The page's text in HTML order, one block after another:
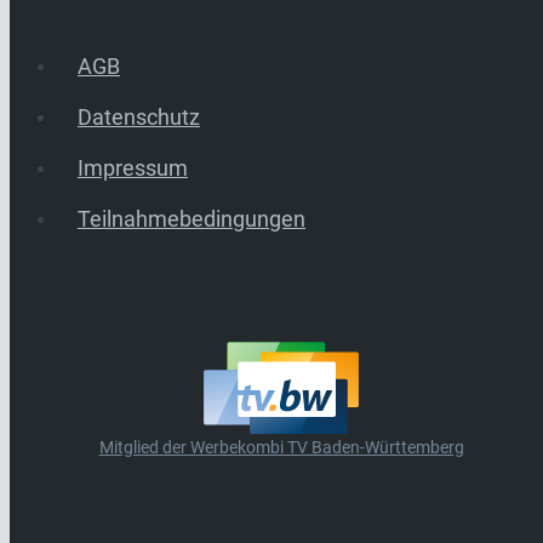
AGB
Datenschutz
Impressum
Teilnahmebedingungen
Mitglied der Werbekombi TV Baden-Württemberg